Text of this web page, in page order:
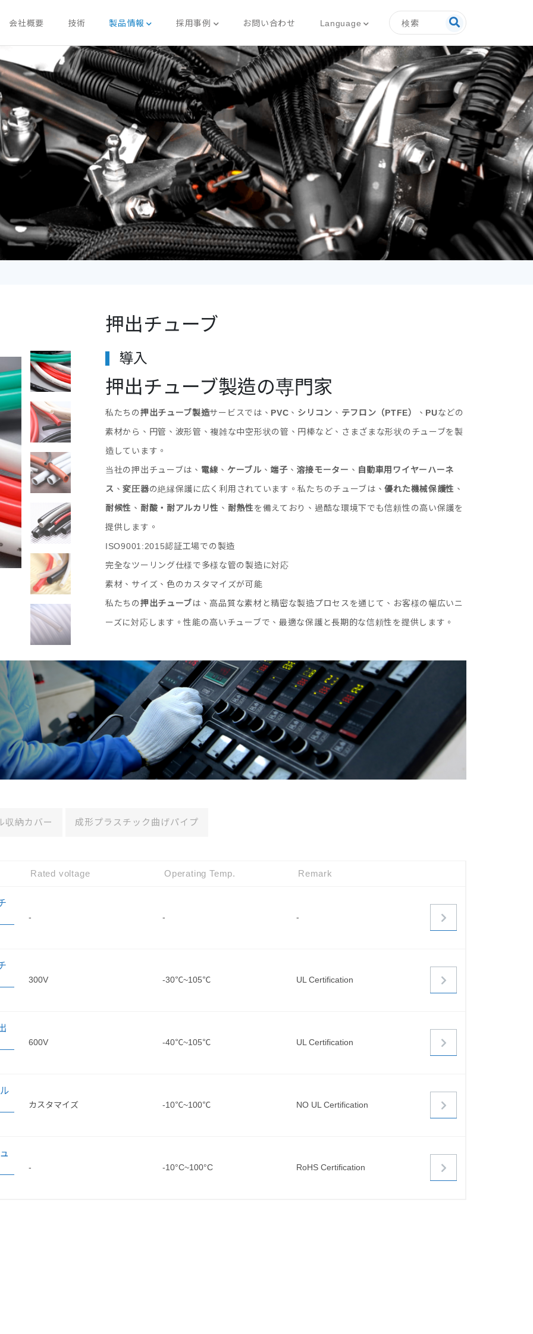
会社概要 技術 製品情報 採用事例 お問い合わせ Language 検索
押出チューブ
導入
押出チューブ製造の専門家
私たちの押出チューブ製造サービスでは、 PVC 、 シリコン 、 テフロン（PTFE） 、 PUなどの
素材から、円管、波形管、複雑な中空形状の管、円棒など、さまざまな形状のチューブを製
造しています。
当社の押出チューブは、 電線 、 ケーブル、 端子、 溶接モーター 、 自動車用ワイヤーハーネ
ス 、変圧器の絶縁保護に広く利用されています。私たちのチューブは、優れた機械保護性 、
耐候性 、 耐酸・耐アルカリ性 、 耐熱性を備えており、過酷な環境下でも信頼性の高い保護を
提供します。
ISO9001:2015認証工場での製造
完全なツーリング仕様で多様な管の製造に対応
素材、サイズ、色のカスタマイズが可能
私たちの押出チューブは、高品質な素材と精密な製造プロセスを通じて、お客様の幅広いニ
ーズに対応します。性能の高いチューブで、最適な保護と長期的な信頼性を提供します。
収納カバー 成形プラスチック曲げパイプ
Rated voltage Operating Temp. Remark
- - -
300V -30℃~105℃ UL Certification
600V -40℃~105℃ UL Certification
カスタマイズ -10℃~100℃ NO UL Certification
- -10°C~100°C RoHS Certification